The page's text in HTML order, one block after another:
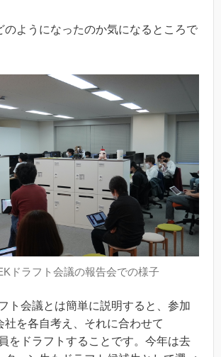
のようになったのか気になるところで
ドラフト会議の報告会での様子
ト会議とは簡単に説明すると、参加
社を各自考え、それに合わせて
をドラフトすることです。今年は去